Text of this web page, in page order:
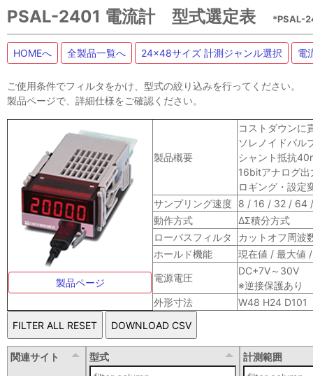
PSAL-2401 電流計 型式選定表 *PSAL-
HOMEへ 全製品一覧へ 24x48サイズ 計測ジャンル選択 電
ご使用条件でフィルタをかけ、型式の絞り込みを行ってください。
製品ページで、詳細仕様をご確認ください。
製品ページ
製品概要
コストダウンに
ソレノイドバル
シャント抵抗
16bitアナログ
ロギング・設定
サンプリング速度 8 / 16 / 32 / 64
動作方式
ΔΣ積分方式
ローパスフィルタ
カットオフ周波
ホールド機能
現在値 / 最大値
電源電圧
DC+7V～30V
※逆接保護あり
外形寸法
W48 H24 D101
関連サイト 型式 計測範囲